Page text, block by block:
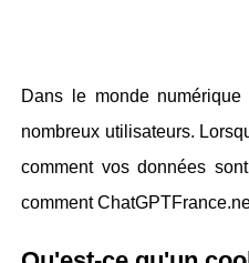
Dans le monde numérique
nombreux utilisateurs.
comment vos données
comment